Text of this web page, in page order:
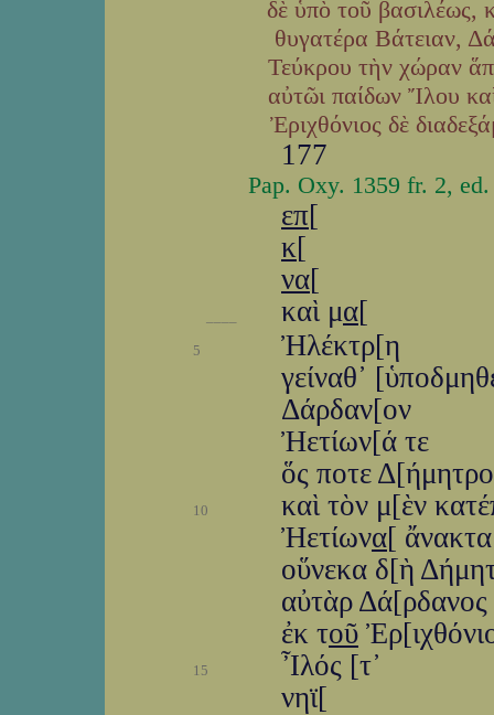
δὲ ὑπὸ τοῦ βασιλέως,
θυγατέρα Βάτειαν,
Τεύκρου τὴν χώραν
αὐτῶι παίδων Ἴλου
Ἐριχθόνιος δὲ
177
Pap. Oxy. 1359 fr. 2,
επ[
κ[
να[
καὶ μα[
5
Ἠλέκτρ[η
γείναθ᾽
Δάρδαν[ον
Ἠετίων[ά τε
ὅς ποτε
10
καὶ τὸν μ[ὲν
Ἠετίωνα[
οὕνεκα δ[ὴ
αὐτὰρ Δά[ρδανος
ἐκ τοῦ
15
Ἶλός [τ᾽
νηϊ[